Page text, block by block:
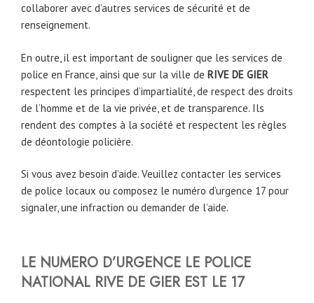
collaborer avec d’autres services de sécurité et de
renseignement.
En outre, il est important de souligner que les services de
police en France, ainsi que sur la ville de RIVE DE GIER
respectent les principes d’impartialité, de respect des droits
de l’homme et de la vie privée, et de transparence. Ils
rendent des comptes à la société et respectent les règles
de déontologie policière.
Si vous avez besoin d’aide. Veuillez contacter les services
de police locaux ou composez le numéro d’urgence 17 pour
signaler, une infraction ou demander de l’aide.
LE NUMERO D’URGENCE LE POLICE
NATIONAL RIVE DE GIER EST LE 17